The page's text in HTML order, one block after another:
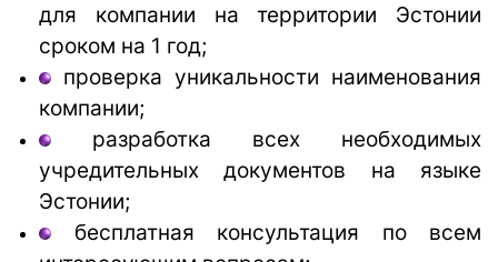
для компании на территории Эстонии
сроком на 1 год;
проверка уникальности наименования
компании;
разработка всех необходимых
учредительных документов на языке
Эстонии;
бесплатная консультация по всем